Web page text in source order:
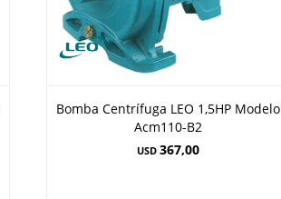
Bomba Centrífuga LEO 1,5HP Modelo
Acm110-B2
USD 367,00